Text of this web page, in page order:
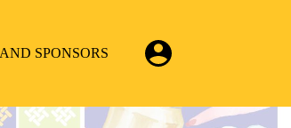
SPONSORS